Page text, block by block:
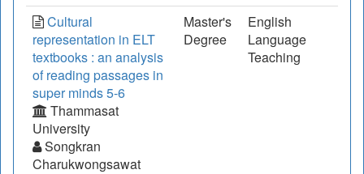
Cultural
representation in ELT
textbooks : an analysis
of reading passages in
super minds 5-6
Thammasat
University
Songkran
Charukwongsawat
Master's
Degree
English
Language
Teaching